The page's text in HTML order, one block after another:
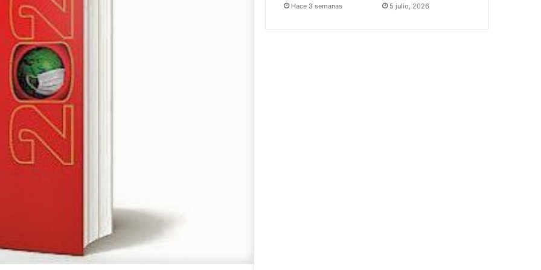
Hace 3 semanas 5 julio, 2026